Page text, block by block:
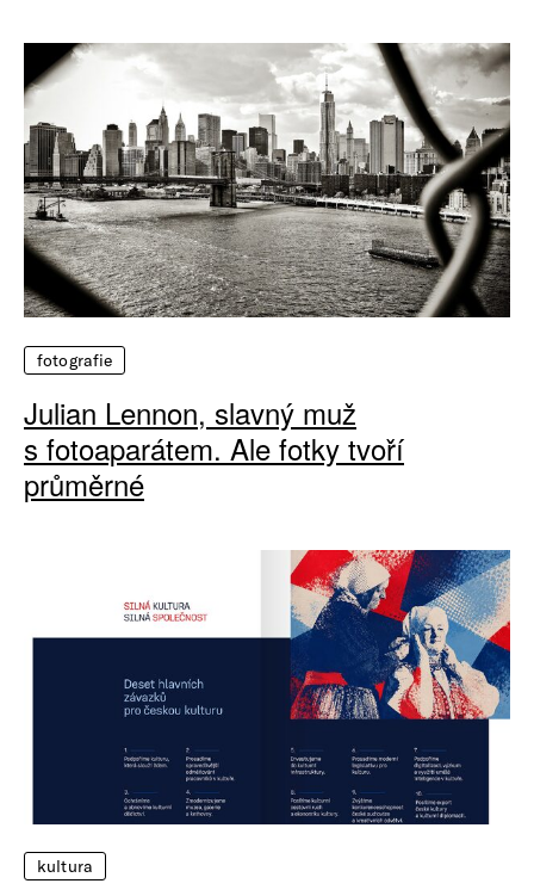
fotografie
Julian Lennon, slavný muž
s fotoaparátem. Ale fotky tvoří
průměrné
kultura